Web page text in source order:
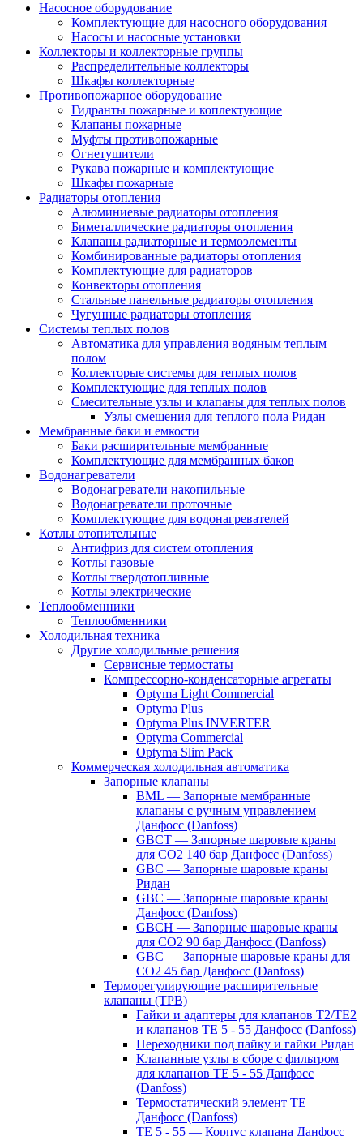
Насосное оборудование
Комплектующие для насосного оборудования
Насосы и насосные установки
Коллекторы и коллекторные группы
Распределительные коллекторы
Шкафы коллекторные
Противопожарное оборудование
Гидранты пожарные и коплектующие
Клапаны пожарные
Муфты противопожарные
Огнетушители
Рукава пожарные и комплектующие
Шкафы пожарные
Радиаторы отопления
Алюминиевые радиаторы отопления
Биметаллические радиаторы отопления
Клапаны радиаторные и термоэлементы
Комбинированные радиаторы отопления
Комплектующие для радиаторов
Конвекторы отопления
Стальные панельные радиаторы отопления
Чугунные радиаторы отопления
Системы теплых полов
Автоматика для управления водяным теплым
полом
Коллекторые системы для теплых полов
Комплектующие для теплых полов
Смесительные узлы и клапаны для теплых полов
Узлы смешения для теплого пола Ридан
Мембранные баки и емкости
Баки расширительные мембранные
Комплектующие для мембранных баков
Водонагреватели
Водонагреватели накопильные
Водонагреватели проточные
Комплектующие для водонагревателей
Котлы отопительные
Антифриз для систем отопления
Котлы газовые
Котлы твердотопливные
Котлы электрические
Теплообменники
Теплообменники
Холодильная техника
Другие холодильные решения
Сервисные термостаты
Компрессорно-конденсаторные агрегаты
Optyma Light Commercial
Optyma Plus
Optyma Plus INVERTER
Optyma Commercial
Optyma Slim Pack
Коммерческая холодильная автоматика
Запорные клапаны
BML — Запорные мембранные
клапаны с ручным управлением
Данфосс (Danfoss)
GBCT — Запорные шаровые краны
для CO2 140 бар Данфосс (Danfoss)
GBC — Запорные шаровые краны
Ридан
GBC — Запорные шаровые краны
Данфосс (Danfoss)
GBCH — Запорные шаровые краны
для CO2 90 бар Данфосс (Danfoss)
GBC — Запорные шаровые краны для
CO2 45 бар Данфосс (Danfoss)
Терморегулирующие расширительные
клапаны (ТРВ)
Гайки и адаптеры для клапанов T2/TE2
и клапанов TE 5 - 55 Данфосс (Danfoss)
Переходники под пайку и гайки Ридан
Клапанные узлы в сборе с фильтром
для клапанов TE 5 - 55 Данфосс
(Danfoss)
Термостатический элемент TE
Данфосс (Danfoss)
TE 5 - 55 — Корпус клапана Данфосс